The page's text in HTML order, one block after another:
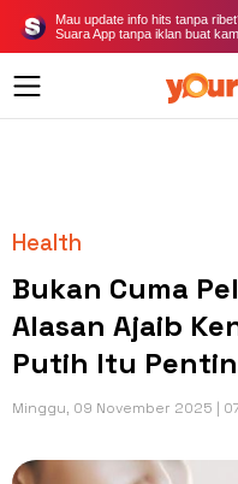
Mau update info hits tanpa
Suara App tanpa iklan buat
Health
Bukan Cuma
Alasan Ajaib
Putih Itu
Minggu, 09 November 2025 |